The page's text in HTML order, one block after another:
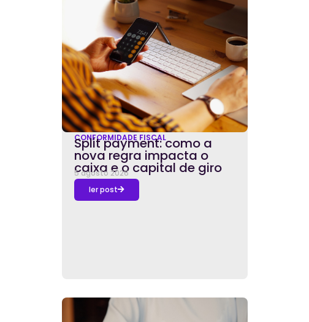
CONFORMIDADE FISCAL
Split payment: como a
nova regra impacta o
caixa e o capital de giro
5 agosto 2026
ler post